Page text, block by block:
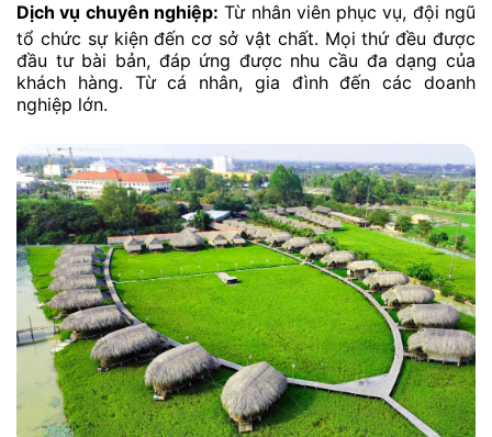
Dịch vụ chuyên nghiệp: Từ nhân viên phục vụ, đội ngũ
tổ chức sự kiện đến cơ sở vật chất. Mọi thứ đều được
đầu tư bài bản, đáp ứng được nhu cầu đa dạng của
khách hàng. Từ cá nhân, gia đình đến các doanh
nghiệp lớn.